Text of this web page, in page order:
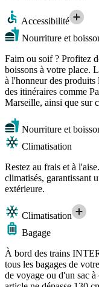
Accessibilité
Nourriture et
Faim ou soif ? Profitez
boissons à votre place.
à l'honneur des produits
des itinéraires comme
Marseille, ainsi que sur
Nourriture et
Climatisation
Restez au frais et à
climatisés, garantissant
extérieure.
Climatisation
Bagage
À bord des trains
tous les bagages de
de voyage ou d'un sac